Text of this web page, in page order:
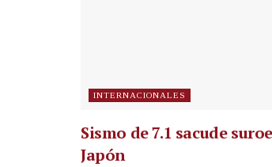
INTERNACIONALES
Sismo de 7.1 sacude
Japón